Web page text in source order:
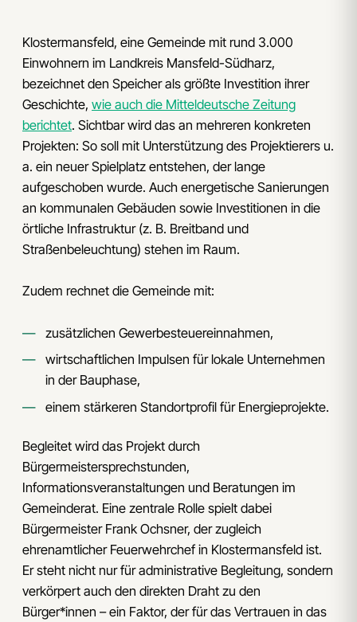
Klostermansfeld, eine Gemeinde mit rund 3.000
Einwohnern im Landkreis Mansfeld-Südharz,
bezeichnet den Speicher als größte Investition ihrer
Geschichte, wie auch die Mitteldeutsche Zeitung
berichtet. Sichtbar wird das an mehreren konkreten
Projekten: So soll mit Unterstützung des Projektierers u.
a. ein neuer Spielplatz entstehen, der lange
aufgeschoben wurde. Auch energetische Sanierungen
an kommunalen Gebäuden sowie Investitionen in die
örtliche Infrastruktur (z. B. Breitband und
Straßenbeleuchtung) stehen im Raum.
Zudem rechnet die Gemeinde mit:
zusätzlichen Gewerbesteuereinnahmen,
wirtschaftlichen Impulsen für lokale Unternehmen
in der Bauphase,
einem stärkeren Standortprofil für Energieprojekte.
Begleitet wird das Projekt durch
Bürgermeistersprechstunden,
Informationsveranstaltungen und Beratungen im
Gemeinderat. Eine zentrale Rolle spielt dabei
Bürgermeister Frank Ochsner, der zugleich
ehrenamtlicher Feuerwehrchef in Klostermansfeld ist.
Er steht nicht nur für administrative Begleitung, sondern
verkörpert auch den direkten Draht zu den
Bürger*innen – ein Faktor, der für das Vertrauen in das